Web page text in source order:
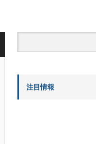
注目情報